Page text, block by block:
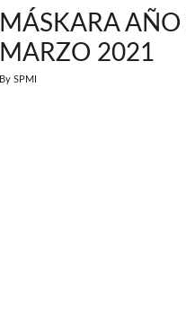
MÁSKARA AÑO
MARZO 2021
By SPMI